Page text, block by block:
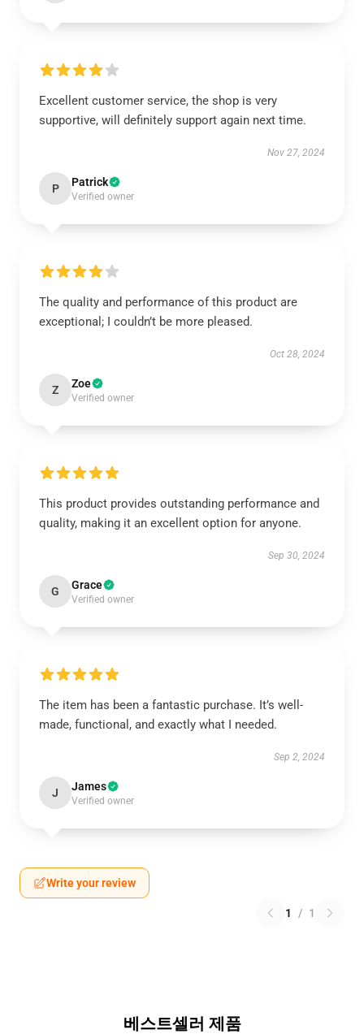
Excellent customer service, the shop is very
supportive, will definitely support again next time.
Nov 27, 2024
P Patrick
Verified owner
The quality and performance of this product are
exceptional; I couldn’t be more pleased.
Oct 28, 2024
Z Zoe
Verified owner
This product provides outstanding performance and
quality, making it an excellent option for anyone.
Sep 30, 2024
G Grace
Verified owner
The item has been a fantastic purchase. It’s well-
made, functional, and exactly what I needed.
Sep 2, 2024
J James
Verified owner
Write your review
1 / 1
베스트셀러 제품